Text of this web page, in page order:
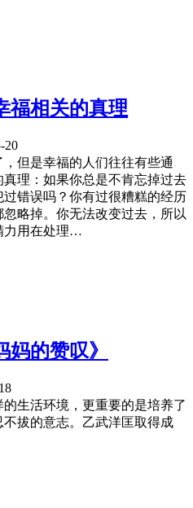
福相关的真理
20
但是幸福的人们往往有些通
理：如果你总是不肯忘掉过去
错误吗？你有过很糟糕的经历
略掉。你无法改变过去，所以
力用在处理…
的赞叹》
生活环境，更重要的是培养了
拔的意志。乙武洋匡取得成